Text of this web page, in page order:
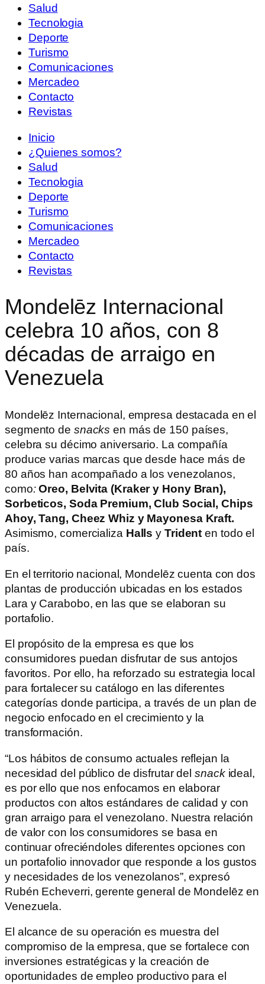
Salud
Tecnologia
Deporte
Turismo
Comunicaciones
Mercadeo
Contacto
Revistas
Inicio
¿Quienes somos?
Salud
Tecnologia
Deporte
Turismo
Comunicaciones
Mercadeo
Contacto
Revistas
Mondelēz Internacional
celebra 10 años, con 8
décadas de arraigo en
Venezuela
Mondelēz Internacional, empresa destacada en el
segmento de snacks en más de 150 países,
celebra su décimo aniversario. La compañía
produce varias marcas que desde hace más de
80 años han acompañado a los venezolanos,
como:Oreo, Belvita (Kraker y Hony Bran),
Sorbeticos, Soda Premium, Club Social, Chips
Ahoy, Tang, Cheez Whiz y Mayonesa Kraft.
Asimismo, comercializa Halls y Trident en todo el
país.
En el territorio nacional, Mondelēz cuenta con dos
plantas de producción ubicadas en los estados
Lara y Carabobo, en las que se elaboran su
portafolio.
El propósito de la empresa es que los
consumidores puedan disfrutar de sus antojos
favoritos. Por ello, ha reforzado su estrategia local
para fortalecer su catálogo en las diferentes
categorías donde participa, a través de un plan de
negocio enfocado en el crecimiento y la
transformación.
“Los hábitos de consumo actuales reflejan la
necesidad del público de disfrutar delsnackideal,
es por ello que nos enfocamos en elaborar
productos con altos estándares de calidad y con
gran arraigo para el venezolano. Nuestra relación
de valor con los consumidores se basa en
continuar ofreciéndoles diferentes opciones con
un portafolio innovador que responde a los gustos
y necesidades de los venezolanos”, expresó
Rubén Echeverri, gerente general de Mondelēz en
Venezuela.
El alcance de su operación es muestra del
compromiso de la empresa, que se fortalece con
inversiones estratégicas y la creación de
oportunidades de empleo productivo para el